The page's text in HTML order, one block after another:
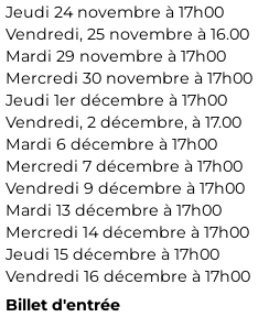
Jeudi 24 novembre à 17h00
Vendredi, 25 novembre à 16.00
Mardi 29 novembre à 17h00
Mercredi 30 novembre à 17h00
Jeudi 1er décembre à 17h00
Vendredi, 2 décembre, à 17.00
Mardi 6 décembre à 17h00
Mercredi 7 décembre à 17h00
Vendredi 9 décembre à 17h00
Mardi 13 décembre à 17h00
Mercredi 14 décembre à 17h00
Jeudi 15 décembre à 17h00
Vendredi 16 décembre à 17h00
Billet d'entrée